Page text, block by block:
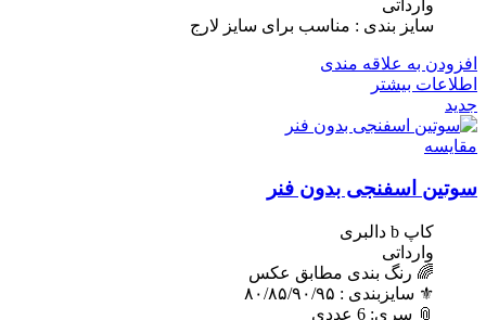
وارداتی
سایز بندی : مناسب برای سایز لارج
افزودن به علاقه مندی
اطلاعات بیشتر
جدید
مقایسه
سوتین اسفنجی بدون فنر
کاپ b دالبری
وارداتی
🌈 رنگ بندی مطابق عکس
⚜️ سایزبندی : ٨٠/٨۵/٩٠/٩۵
📎 سری: 6 عددی